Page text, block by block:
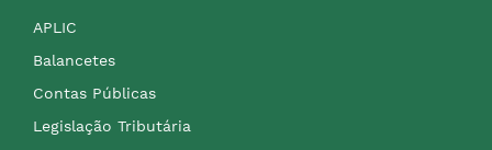
APLIC
Balancetes
Contas Públicas
Legislação Tributária